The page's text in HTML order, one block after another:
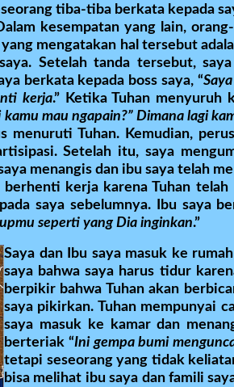
tiba-tiba berkata kepada
kesempatan yang lain,
mengatakan hal tersebut
Setelah tanda tersebut,
berkata kepada boss saya, “
kerja.” Ketika Tuhan menyuruh
kamu mau ngapain?” Dimana lagi
menuruti Tuhan. Kemudian,
Setelah itu, saya
menangis dan ibu saya telah
berhenti kerja karena Tuhan
saya sebelumnya. Ibu saya
seperti yang Dia inginkan.”
Saya dan Ibu saya masuk ke
saya bahwa saya harus tidur
berpikir bahwa Tuhan akan
saya pikirkan. Tuhan mempunyai
saya masuk ke kamar dan
berteriak “Ini gempa bumi
tetapi seseorang yang tidak
bisa melihat ibu saya dan famili